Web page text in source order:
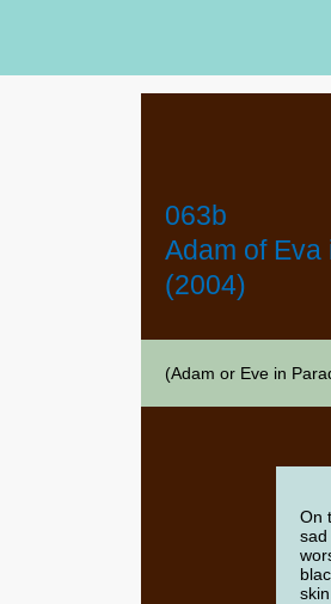
063b
Adam of Eva
(2004)
(Adam or Eve in
On